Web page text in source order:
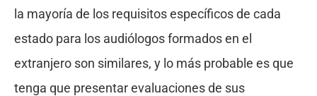
la mayoría de los requisitos específicos de cada
estado para los audiólogos formados en el
extranjero son similares, y lo más probable es que
tenga que presentar evaluaciones de sus